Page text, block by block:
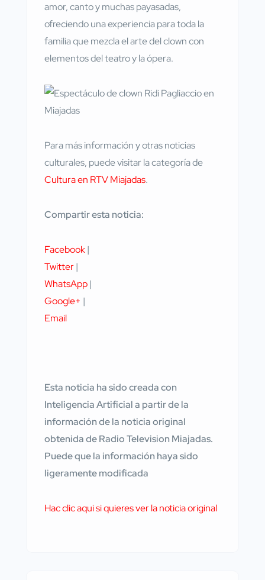
amor, canto y muchas payasadas,
ofreciendo una experiencia para toda la
familia que mezcla el arte del clown con
elementos del teatro y la ópera.
Para más información y otras noticias
culturales, puede visitar la categoría de
Cultura en RTV Miajadas.
Compartir esta noticia:
Facebook|
Twitter|
WhatsApp|
Google+ |
Email
Esta noticia ha sido creada con
Inteligencia Artificial a partir de la
información de la noticia original
obtenida de Radio Television Miajadas.
Puede que la información haya sido
ligeramente modificada
Hac clic aqui si quieres ver la noticia original